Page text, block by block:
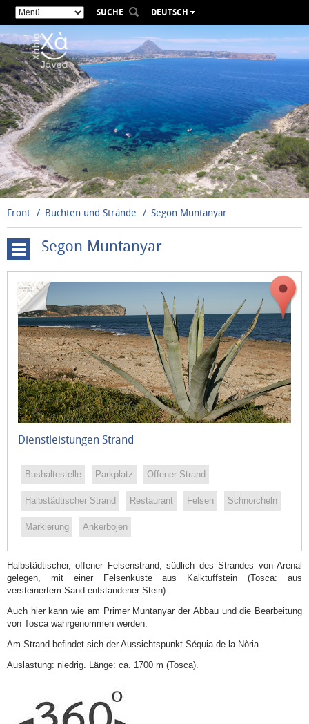
SUCHE
DEUTSCH
VALENCIÀ
ENGLISH
FRANÇAIS
РУССКИЙ
Front Buchten und Strände Segon Muntanyar
La
Grava
Primer
Muntanyar
oder
El
Benissero
El
Arenal
Segon
Muntanyar
Cala
Blanca
Cala
Sardinera
Cala
Barraca
o
Portitxol
Cala
NUTZUNGSREGELN
STRÄNDE
Segon Muntanyar
Dienstleistungen Strand
Bushaltestelle Parkplatz Offener Strand
Halbstädtischer Strand Restaurant Felsen Schnorcheln
Markierung Ankerbojen
Halbstädtischer, offener Felsenstrand, südlich des Strandes von Arenal
gelegen, mit einer Felsenküste aus Kalktuffstein (Tosca: aus
versteinertem Sand entstandener Stein).
Auch hier kann wie am Primer Muntanyar der Abbau und die Bearbeitung
von Tosca wahrgenommen werden.
Am Strand befindet sich der Aussichtspunkt Séquia de la Nòria.
Auslastung: niedrig. Länge: ca. 1700 m (Tosca).